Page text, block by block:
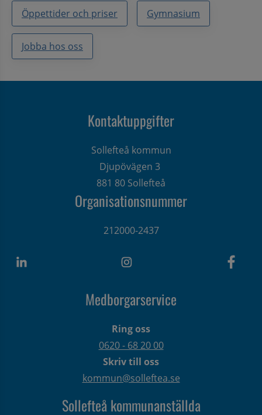
Öppettider och priser Gymnasium
Jobba hos oss
Kontaktuppgifter
Sollefteå kommun
Djupövägen 3
881 80 Sollefteå
Organisationsnummer
212000-2437
Medborgarservice
Ring oss
0620 - 68 20 00
Skriv till oss
kommun@solleftea.se
Sollefteå kommunanställda